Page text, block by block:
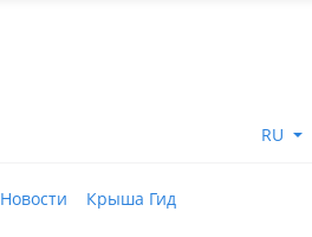
RU
Новости Крыша Гид